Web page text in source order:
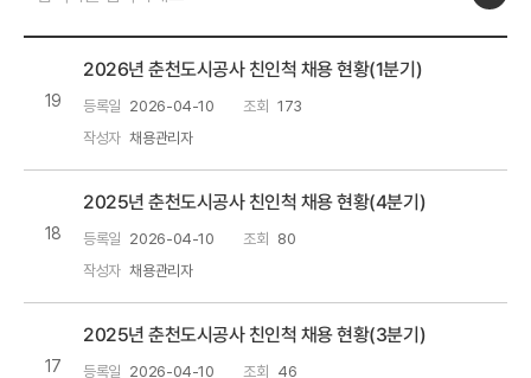
19
2026년 춘천도시공사 친인척 채용 현황(1분기)
등록일 2026-04-10 조회 173
작성자 채용관리자
18
2025년 춘천도시공사 친인척 채용 현황(4분기)
등록일 2026-04-10 조회 80
작성자 채용관리자
17
2025년 춘천도시공사 친인척 채용 현황(3분기)
등록일 2026-04-10 조회 46